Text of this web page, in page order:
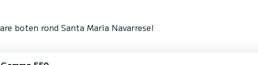
boten rond Santa Maria Navarrese!